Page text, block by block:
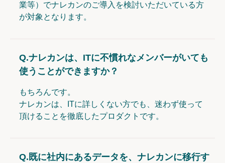
業等）でナレカンのご導入を検討いただいている方
が対象となります。
Q.ナレカンは、ITに不慣れなメンバーがいても
使うことができますか？
もちろんです。
ナレカンは、ITに詳しくない方でも、迷わず使って
頂けることを徹底したプロダクトです。
Q.既に社内にあるデータを、ナレカンに移行す